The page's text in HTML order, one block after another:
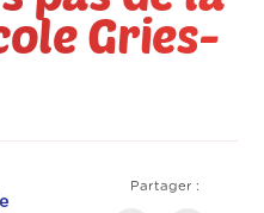
Gries-
Partager :